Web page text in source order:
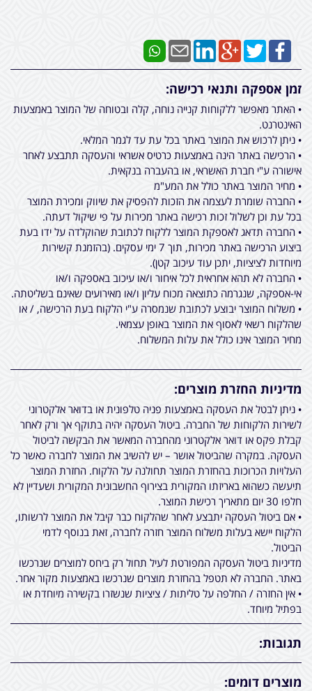
זמן אספקה ותנאי רכישה:
• האתר מאפשר ללקוחות קנייה נוחה, קלה ובטוחה של המוצר באמצעות
האינטרנט.
• ניתן לרכוש את המוצר באתר בכל עת עד לגמר המלאי.
• הרכישה באתר הינה באמצעות כרטיס אשראי והעסקה תתבצע לאחר
אישורה ע"י חברת האשראי, או בהעברה בנקאית.
• מחיר המוצר באתר כולל את המע"מ
• החברה שומרת לעצמה את הזכות להפסיק את שיווק ומכירת המוצר
בכל עת וכן לשלול זכות רכישה באתר מכירות על פי שיקול דעתה.
• החברה תדאג לאספקת המוצר ללקוח לכתובת שהוקלדה על ידו בעת
ביצוע הרכישה באתר מכירות, תוך 7 ימי עסקים. (בהזמנת קשירות
מיוחדות לציציות, יתכן עוד עיכוב קטן).
• החברה לא תהא אחראית לכל איחור ו/או עיכוב באספקה ו/או
אי-אספקה, שנגרמה כתוצאה מכוח עליון ו/או מאירועים שאינם בשליטתה.
• משלוח המוצר יבוצע לכתובת שנמסרה ע"י הלקוח בעת הרכישה, / או
שהלקוח רשאי לאסוף את המוצר באופן עצמאי.
מחיר המוצר אינו כולל את עלות המשלוח.
מדיניות החזרת מוצרים:
• ניתן לבטל את העסקה באמצעות פניה טלפונית או בדואר אלקטרוני
לשירות הלקוחות של החברה. ביטול העסקה יהיה בתוקף אך ורק לאחר
קבלת פקס או דואר אלקטרוני מהחברה המאשר את הבקשה לביטול
העסקה. במקרה שהביטול אושר – יש להשיב את המוצר לחברה כאשר כל
העלויות הכרוכות בהחזרת המוצר תחולנה על הלקוח. החזרת המוצר
תיעשה כשהוא באריזתו המקורית בצירוף החשבונית המקורית ושעדיין לא
חלפו 30 יום מתאריך רכישת המוצר.
• אם ביטול העסקה יתבצע לאחר שהלקוח כבר קיבל את המוצר לרשותו,
הלקוח יישא בעלות משלוח המוצר חזרה לחברה, זאת בנוסף לדמי
הביטול.
מדיניות ביטול העסקה המפורטת לעיל תחול רק ביחס למוצרים שנרכשו
באתר. החברה לא תטפל בהחזרת מוצרים שנרכשו באמצעות מקור אחר.
• אין החזרה / החלפה על טליתות / ציציות שנשזרו בקשירה מיוחדת או
בפתיל מיוחד.
תגובות:
מוצרים דומים: